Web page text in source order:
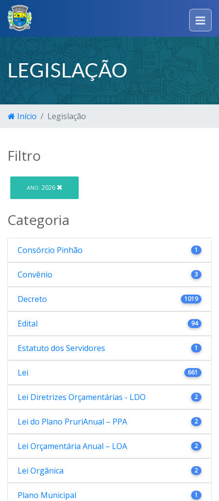
LEGISLAÇÃO
Início Legislação
Filtro
ANO: 2026
Categoria
Consórcio Pinhão 1
Convênio 3
Decreto 1019
Edital 94
Estatuto dos Servidores 1
Lei 661
Lei Diretrizes Orçamentárias - LDO 2
Lei do Plano PruriAnual – PPA 2
Lei Orçamentária Anual – LOA 2
Lei Orgânica 2
Plano Municipal 1